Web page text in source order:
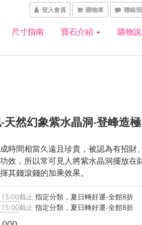
登入會員 購物車 聯絡
尺寸指南 寶石介紹 購物
天然幻象紫水晶洞-登峰造極
時間相當久遠且珍貴，被認為有招財
效，所以常可見人將紫水晶洞擺放在
其錢滾錢的加乘效果。
截止 指定分類，夏日轉好運-全館8折
截止 指定分類，夏日轉好運-全館8折